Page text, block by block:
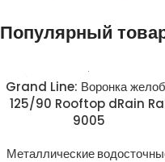
Популярный
Grand Line: Воронка
125/90 Rooftop dRain
9005
Металлические